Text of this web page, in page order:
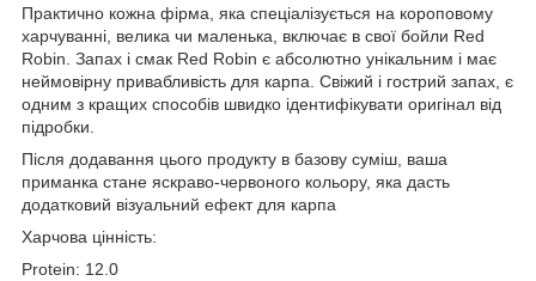
Практично кожна фірма, яка спеціалізується на короповому
харчуванні, велика чи маленька, включає в свої бойли Red
Robin. Запах і смак Red Robin є абсолютно унікальним і має
неймовірну привабливість для карпа. Свіжий і гострий запах, є
одним з кращих способів швидко ідентифікувати оригінал від
підробки.
Після додавання цього продукту в базову суміш, ваша
приманка стане яскраво-червоного кольору, яка дасть
додатковий візуальний ефект для карпа
Харчова цінність:
Protein: 12.0